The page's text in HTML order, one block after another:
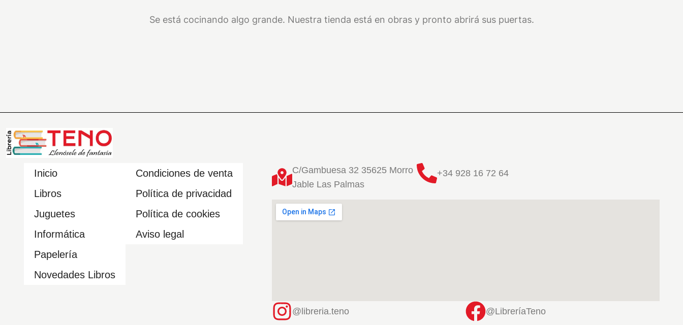
Se está cocinando algo grande. Nuestra tienda está en obras y pronto abrirá sus puertas.
Inicio
Libros
Juguetes
Informática
Papelería
Novedades Libros
Condiciones de venta
Política de privacidad
Política de cookies
Aviso legal
C/Gambuesa 32 35625 Morro
Jable Las Palmas
+34 928 16 72 64
@libreria.teno @LibreríaTeno